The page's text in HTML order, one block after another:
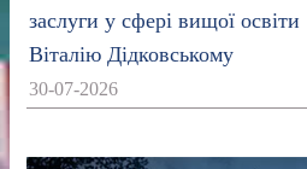
заслуги у сфері вищої освіти
Віталію Дідковському
30-07-2026